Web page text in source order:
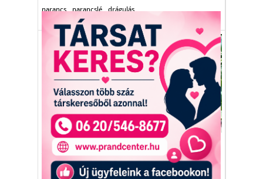
narancs narancslé drágulás
Környezetvédelem
A megoldás az utcán hever
Hulladék narancsok termelnek energiát a